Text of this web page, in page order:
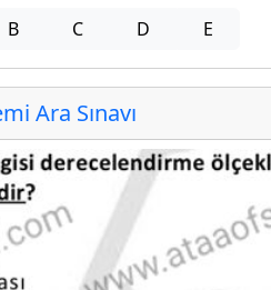
B C D E
Ara Sınavı